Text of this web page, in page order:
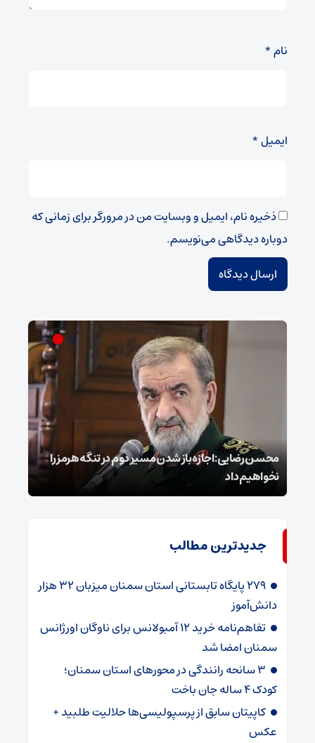
نام*
ایمیل*
ذخیره نام، ایمیل و وبسایت من در مرورگر برای زمانی که
دوباره دیدگاهی می‌نویسم.
محسن رضایی: اجازه باز شدن مسیر دوم در تنگه هرمز را
نخواهیم داد
جدیدترین مطالب
۲۷۹ پایگاه تابستانی استان سمنان میزبان ۳۲ هزار
دانش‌آموز
تفاهم‌نامه خرید ۱۲ آمبولانس برای ناوگان اورژانس
سمنان امضا شد
۳ سانحه رانندگی در محورهای استان سمنان؛
کودک ۴ ساله جان باخت
کاپیتان سابق از پرسپولیسی‌ها حلالیت طلبید +
عکس